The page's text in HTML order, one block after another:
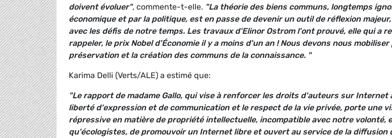
doivent évoluer", commente-t-elle. "La théorie des biens communs, longtemps
économique et par la politique, est en passe de devenir un outil de réflexion
avec les défis de notre temps. Les travaux d'Elinor Ostrom l'ont prouvé, elle qui a
rappeler, le prix Nobel d'Économie il y a moins d'un an ! Nous devons nous mobiliser
préservation et la création des communs de la connaissance. "
Karima Delli (Verts/ALE) a estimé que:
"Le rapport de madame Gallo, qui vise à renforcer les droits d'auteurs sur Internet
liberté d'expression et de communication et le respect de la vie privée, porte une
répressive en matière de propriété intellectuelle, incompatible avec notre volonté,
qu'écologistes, de promouvoir un Internet libre et ouvert au service de la diffusion